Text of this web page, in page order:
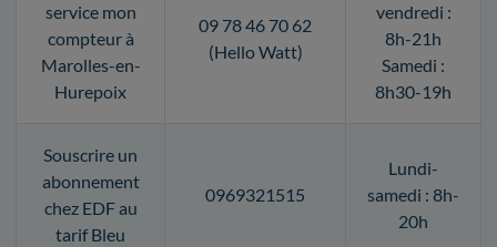
service mon
compteur à
Marolles-en-
Hurepoix
09 78 46 70 62
(Hello Watt)
vendredi :
8h-21h
Samedi :
8h30-19h
Souscrire un
abonnement
chez EDF au
tarif Bleu
0969321515
Lundi-
samedi : 8h-
20h